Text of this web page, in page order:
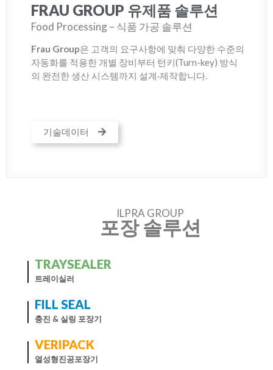
FRAU GROUP 유제품 솔루션
Food Processing – 식품 가공 솔루션
Frau Group은 고객의 요구사항에 맞춰 다양한 수준의
자동화를 적용한 개별 장비부터 턴키(Turn-key) 방식
의 완전한 생산 시스템까지 설계·제작합니다.
기술데이터
ILPRA GROUP
포장 솔루션
TRAYSEALER
트레이실러
FILL SEAL
충진 & 실링 포장기
VERIPACK
열성형진공포장기